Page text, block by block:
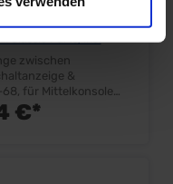
Classic Parts, Inc.
zwischen
&
für Mittelkonsole
Montage
Beleuchtung und
€*